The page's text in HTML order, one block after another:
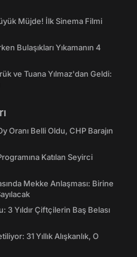
Müjde! İlk Sinema Filmi
Bulaşıkları Yıkamanın 4
ve Tuana Yılmaz'dan Geldi:
Oranı Belli Oldu, CHP Barajın
Katılan Seyirci
Mekke Anlaşması: Birine
3 Yıldır Çiftçilerin Baş Belası
31 Yıllık Alışkanlık, O